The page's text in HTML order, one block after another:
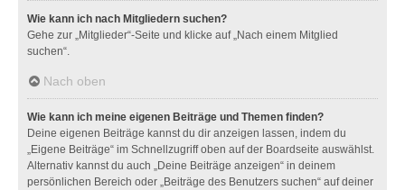
Wie kann ich nach Mitgliedern suchen?
Gehe zur „Mitglieder“-Seite und klicke auf „Nach einem Mitglied
suchen“.
Nach oben
Wie kann ich meine eigenen Beiträge und Themen finden?
Deine eigenen Beiträge kannst du dir anzeigen lassen, indem du
„Eigene Beiträge“ im Schnellzugriff oben auf der Boardseite auswählst.
Alternativ kannst du auch „Deine Beiträge anzeigen“ in deinem
persönlichen Bereich oder „Beiträge des Benutzers suchen“ auf deiner